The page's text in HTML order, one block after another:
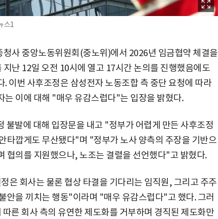
스1
사 중앙노동위원회(중노위)에서 2026년 임금협약 체결을
난 12일 오전 10시에 열고 17시간 논의를 진행했음에도
. 이번 사후조정은 삼성전자 노동조합 측 중단 요청에 따라
는 이에 대해 "매우 유감스럽다"는 입장을 밝혔다.
불발에 대해 입장문을 내고 "정부가 어렵게 만든 사후조정
타깝게도 무산됐다"며 "정부가 노사 양측의 주장을 기반으
협의를 지원했으나, 노조는 결렬을 선언했다"고 밝혔다.
은 회사는 물론 협상 타결을 기다리는 임직원, 그리고 주주
안을 끼치는 행동"이라며 "매우 유감스럽다"고 했다. 그러
른 회사 측의 유연한 제도화를 거부하며 경직된 제도화만